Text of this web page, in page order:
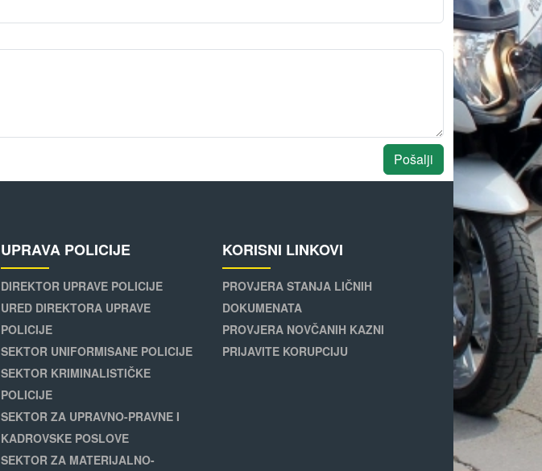
Pošalji
UPRAVA POLICIJE
DIREKTOR UPRAVE POLICIJE
URED DIREKTORA UPRAVE
POLICIJE
SEKTOR UNIFORMISANE POLICIJE
SEKTOR KRIMINALISTIČKE
POLICIJE
SEKTOR ZA UPRAVNO-PRAVNE I
KADROVSKE POSLOVE
SEKTOR ZA MATERIJALNO-
KORISNI LINKOVI
PROVJERA STANJA LIČNIH
DOKUMENATA
PROVJERA NOVČANIH KAZNI
PRIJAVITE KORUPCIJU